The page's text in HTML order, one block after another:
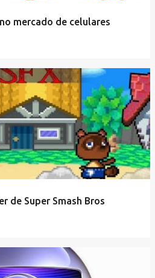
mercado de celulares
de Super Smash Bros